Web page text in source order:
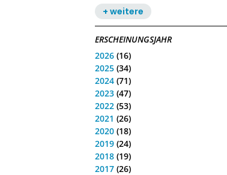
+ weitere
ERSCHEINUNGSJAHR
2026 (16)
2025 (34)
2024 (71)
2023 (47)
2022 (53)
2021 (26)
2020 (18)
2019 (24)
2018 (19)
2017 (26)